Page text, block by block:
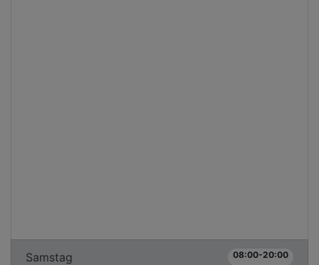
Samstag 08:00-20:00